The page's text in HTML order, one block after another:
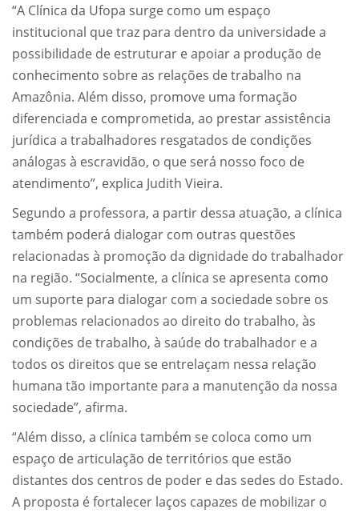
“A Clínica da Ufopa surge como um espaço
institucional que traz para dentro da universidade a
possibilidade de estruturar e apoiar a produção de
conhecimento sobre as relações de trabalho na
Amazônia. Além disso, promove uma formação
diferenciada e comprometida, ao prestar assistência
jurídica a trabalhadores resgatados de condições
análogas à escravidão, o que será nosso foco de
atendimento”, explica Judith Vieira.
Segundo a professora, a partir dessa atuação, a clínica
também poderá dialogar com outras questões
relacionadas à promoção da dignidade do trabalhador
na região. “Socialmente, a clínica se apresenta como
um suporte para dialogar com a sociedade sobre os
problemas relacionados ao direito do trabalho, às
condições de trabalho, à saúde do trabalhador e a
todos os direitos que se entrelaçam nessa relação
humana tão importante para a manutenção da nossa
sociedade”, afirma.
“Além disso, a clínica também se coloca como um
espaço de articulação de territórios que estão
distantes dos centros de poder e das sedes do Estado.
A proposta é fortalecer laços capazes de mobilizar o